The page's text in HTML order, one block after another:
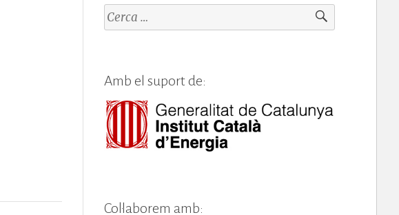
e
dI
Cerca:
Amb el suport de:
Col·laborem amb: